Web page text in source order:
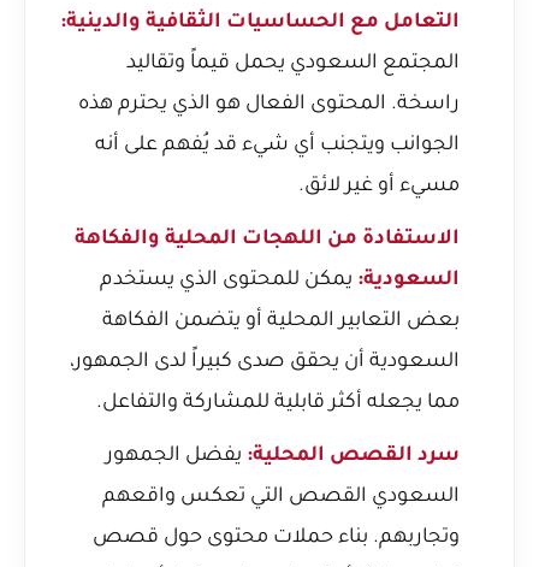
التعامل مع الحساسيات الثقافية والدينية:
المجتمع السعودي يحمل قيماً وتقاليد
راسخة. المحتوى الفعال هو الذي يحترم هذه
الجوانب ويتجنب أي شيء قد يُفهم على أنه
مسيء أو غير لائق.
الاستفادة من اللهجات المحلية والفكاهة
السعودية: يمكن للمحتوى الذي يستخدم
بعض التعابير المحلية أو يتضمن الفكاهة
السعودية أن يحقق صدى كبيراً لدى الجمهور،
مما يجعله أكثر قابلية للمشاركة والتفاعل.
سرد القصص المحلية: يفضل الجمهور
السعودي القصص التي تعكس واقعهم
وتجاربهم. بناء حملات محتوى حول قصص